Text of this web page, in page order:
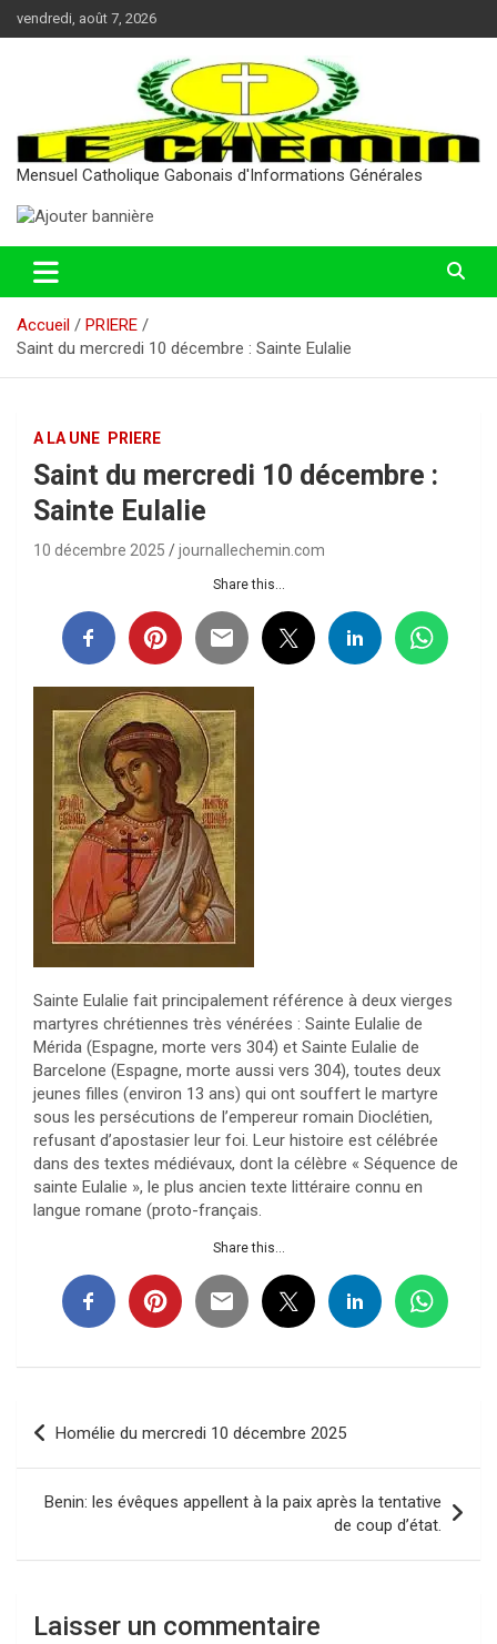
au
vendredi, août 7, 2026
Mensuel Catholique Gabonais d'Informations Générales
Accueil
PRIERE
Saint du mercredi 10 décembre : Sainte Eulalie
A LA UNE PRIERE
Saint du mercredi 10 décembre :
Sainte Eulalie
10 décembre 2025 journallechemin.com
Share this...
Sainte Eulalie fait principalement référence à deux vierges
martyres chrétiennes très vénérées : Sainte Eulalie de
Mérida (Espagne, morte vers 304) et Sainte Eulalie de
Barcelone (Espagne, morte aussi vers 304), toutes deux
jeunes filles (environ 13 ans) qui ont souffert le martyre
sous les persécutions de l’empereur romain Dioclétien,
refusant d’apostasier leur foi. Leur histoire est célébrée
dans des textes médiévaux, dont la célèbre « Séquence de
sainte Eulalie », le plus ancien texte littéraire connu en
langue romane (proto-français.
Share this...
Navigation
de
l’article
Homélie du mercredi 10 décembre 2025
Benin: les évêques appellent à la paix après la tentative
de coup d’état.
Laisser un commentaire